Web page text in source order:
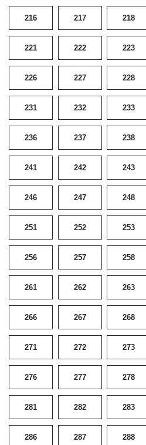
216 217 218
221 222 223
226 227 228
231 232 233
236 237 238
241 242 243
246 247 248
251 252 253
256 257 258
261 262 263
266 267 268
271 272 273
276 277 278
281 282 283
286 287 288